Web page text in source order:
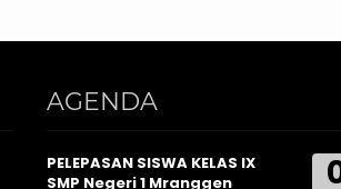
AGENDA
PELEPASAN SISWA KELAS IX
SMP Negeri 1 Mranggen